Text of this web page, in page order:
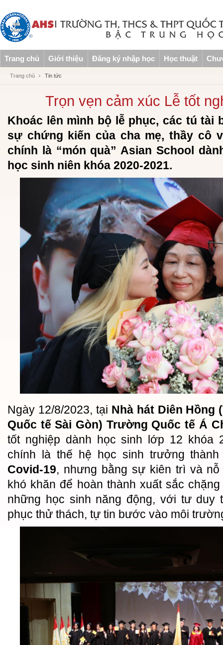
Trang chủ Giới thiệu Đăng ký nhập học Học thuật
Trang chủ Tin tức
Trọn vẹn cảm xúc Lễ tốt
Khoác lên mình bộ lễ phục, các tú
sự chứng kiến của cha mẹ, thầy cô
chính là “món quà” Asian School
học sinh niên khóa 2020-2021.
Ngày 12/8/2023, tại Nhà hát Diên
Quốc tế Sài Gòn) Trường Quốc tế Á
tốt nghiệp dành học sinh lớp 12 khóa
chính là thế hệ học sinh trưởng
Covid-19, nhưng bằng sự kiên trì và
khó khăn để hoàn thành xuất sắc
những học sinh năng động, với tư duy
phục thử thách, tự tin bước vào môi